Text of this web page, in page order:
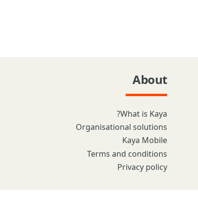
About
What is Kaya?
Organisational solutions
Kaya Mobile
Terms and conditions
Privacy policy